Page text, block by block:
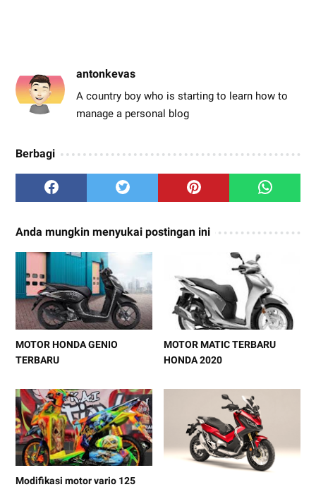
antonkevas
A country boy who is starting to learn how to
manage a personal blog
Berbagi
Anda mungkin menyukai postingan ini
MOTOR HONDA GENIO
TERBARU
MOTOR MATIC TERBARU
HONDA 2020
Modifikasi motor vario 125